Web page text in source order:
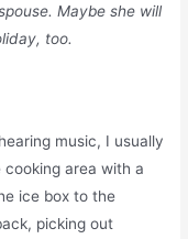
Maybe she will
too.
music, I usually
area with a
ice box to the
picking out